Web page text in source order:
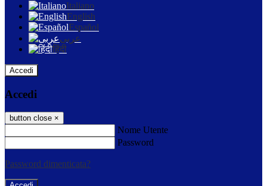
Italiano
English
Español
عربى
हिंदी
Accedi
Accedi
button close ×
Nome Utente
Password
Password dimenticata?